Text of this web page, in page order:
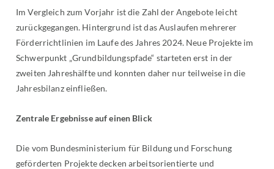
Im Vergleich zum Vorjahr ist die Zahl der Angebote leicht
zurückgegangen. Hintergrund ist das Auslaufen mehrerer
Förderrichtlinien im Laufe des Jahres 2024. Neue Projekte im
Schwerpunkt „Grundbildungspfade“ starteten erst in der
zweiten Jahreshälfte und konnten daher nur teilweise in die
Jahresbilanz einfließen.
Zentrale Ergebnisse auf einen Blick
Die vom Bundesministerium für Bildung und Forschung
geförderten Projekte decken arbeitsorientierte und